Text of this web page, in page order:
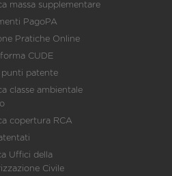
massa supplementare
PagoPA
Pratiche Online
CUDE
punti patente
classe ambientale
copertura RCA
Uffici della
Civile